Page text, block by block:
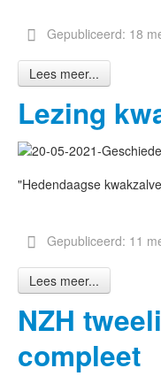
Gepubliceerd: 18
Lees meer...
Lezing
"Hedendaagse
Gepubliceerd: 11
Lees meer...
NZH
compleet